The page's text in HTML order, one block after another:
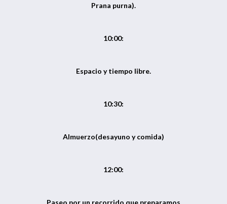
Prana purna).
10:00:
Espacio y tiempo libre.
10:30:
Almuerzo(desayuno y comida)
12:00:
Paseo por un recorrido que preparamos